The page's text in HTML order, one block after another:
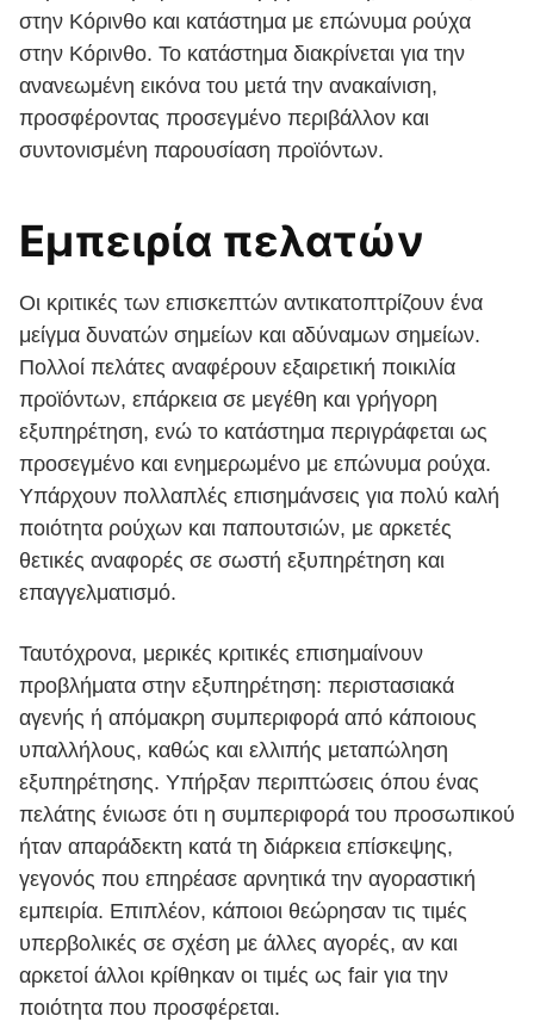
στην Κόρινθο και κατάστημα με επώνυμα ρούχα
στην Κόρινθο. Το κατάστημα διακρίνεται για την
ανανεωμένη εικόνα του μετά την ανακαίνιση,
προσφέροντας προσεγμένο περιβάλλον και
συντονισμένη παρουσίαση προϊόντων.
Εμπειρία πελατών
Οι κριτικές των επισκεπτών αντικατοπτρίζουν ένα
μείγμα δυνατών σημείων και αδύναμων σημείων.
Πολλοί πελάτες αναφέρουν εξαιρετική ποικιλία
προϊόντων, επάρκεια σε μεγέθη και γρήγορη
εξυπηρέτηση, ενώ το κατάστημα περιγράφεται ως
προσεγμένο και ενημερωμένο με επώνυμα ρούχα.
Υπάρχουν πολλαπλές επισημάνσεις για πολύ καλή
ποιότητα ρούχων και παπουτσιών, με αρκετές
θετικές αναφορές σε σωστή εξυπηρέτηση και
επαγγελματισμό.
Ταυτόχρονα, μερικές κριτικές επισημαίνουν
προβλήματα στην εξυπηρέτηση: περιστασιακά
αγενής ή απόμακρη συμπεριφορά από κάποιους
υπαλλήλους, καθώς και ελλιπής μεταπώληση
εξυπηρέτησης. Υπήρξαν περιπτώσεις όπου ένας
πελάτης ένιωσε ότι η συμπεριφορά του προσωπικού
ήταν απαράδεκτη κατά τη διάρκεια επίσκεψης,
γεγονός που επηρέασε αρνητικά την αγοραστική
εμπειρία. Επιπλέον, κάποιοι θεώρησαν τις τιμές
υπερβολικές σε σχέση με άλλες αγορές, αν και
αρκετοί άλλοι κρίθηκαν οι τιμές ως fair για την
ποιότητα που προσφέρεται.